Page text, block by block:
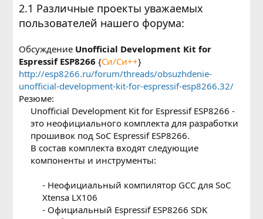
2.1 Различные проекты уважаемых
пользователей нашего форума:
Обсуждение Unofficial Development Kit for
Espressif ESP8266 {Си/Си++}
http://esp8266.ru/forum/threads/obsuzhdenie-
unofficial-development-kit-for-espressif-esp8266.32/
Резюме:
Unofficial Development Kit for Espressif ESP8266 -
это неофициального комплекта для разработки
прошивок под SoC Espressif ESP8266.
В состав комплекта входят следующие
компоненты и инструменты:
- Неофициальный компилятор GCC для SoC
Xtensa LX106
- Официальный Espressif ESP8266 SDK